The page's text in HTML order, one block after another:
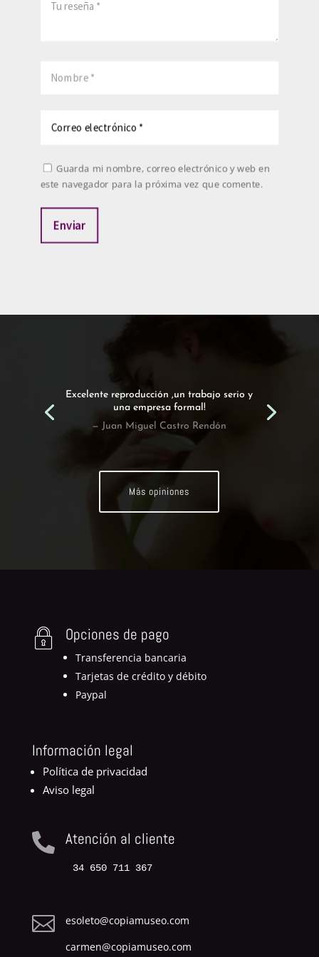
Guarda mi nombre, correo electrónico y web en
este navegador para la próxima vez que comente.
Enviar
Excelente reproducción ,un trabajo serio y
una empresa formal!
— Juan Miguel Castro Rendón
Más opiniones
Opciones de pago
Transferencia bancaria
Tarjetas de crédito y débito
Paypal
Información legal
Política de privacidad
Aviso legal
 Atención al cliente
34 650 711 367

esoleto@copiamuseo.com
carmen@copiamuseo.com